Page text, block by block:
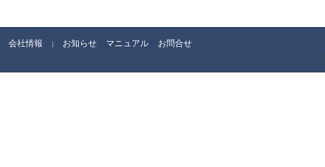
会社情報 | お知らせ マニュアル
お問合せ